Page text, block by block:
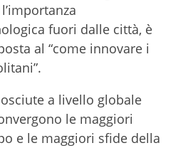
fuori dalle città, è
al “come innovare i
a livello globale
le maggiori
e le maggiori sfide della